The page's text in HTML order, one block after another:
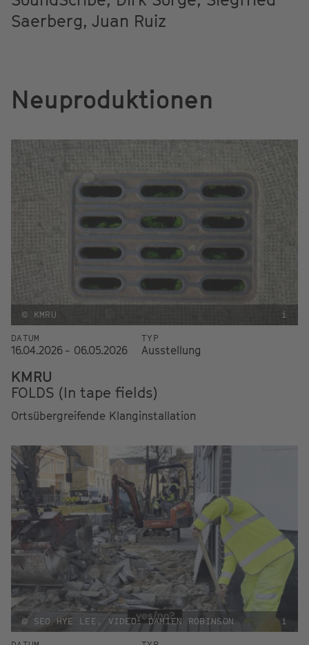
Saerberg, Juan Ruiz
Neuproduktionen
© KMRU i
DATUM
16.04.2026 - 06.05.2026
TYP
Ausstellung
KMRU
FOLDS (In tape fields)
Ortsübergreifende Klanginstallation
© SEO HYE LEE, VIDEO: DAMIEN ROBINSON i